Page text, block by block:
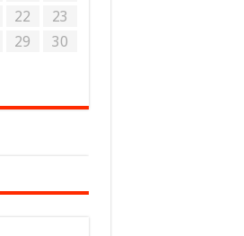
22
23
29
30